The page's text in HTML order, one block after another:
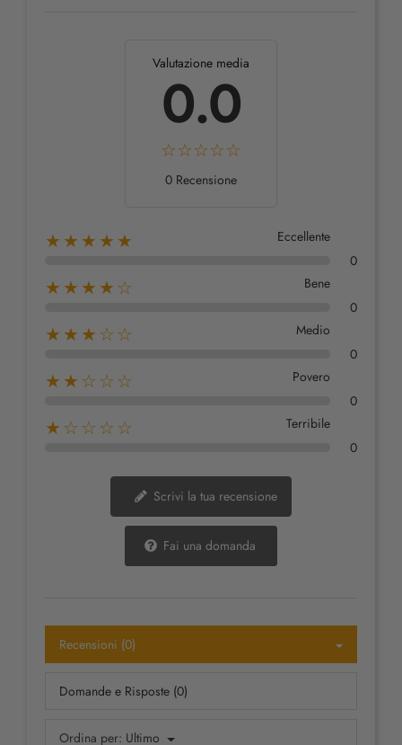
Valutazione media
0.0
0 Recensione
★★★★★
Eccellente
0
★★★★☆
Bene
0
★★★☆☆
Medio
0
★★☆☆☆
Povero
0
★☆☆☆☆
Terribile
0
Scrivi la tua recensione
Fai una domanda
Recensioni (0)
Domande e Risposte (0)
Ordina per: Ultimo